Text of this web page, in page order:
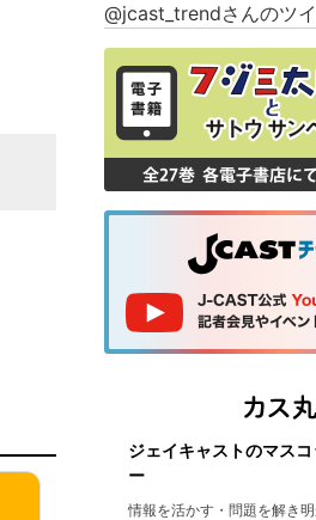
@jcast_trendさんのツ
ジェイキャストのマス
ー
情報を活かす・問題を解き